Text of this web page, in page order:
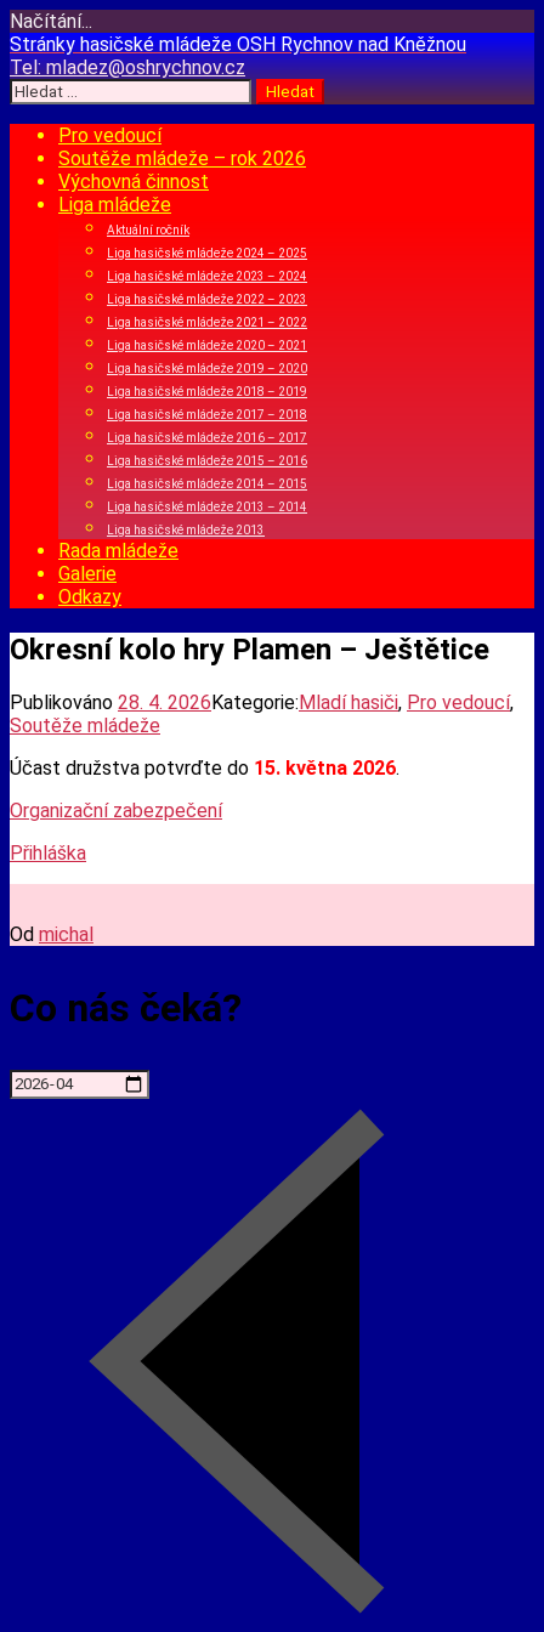
Načítání...
Přejít
k
obsahu
webu
Stránky hasičské mládežeOSH Rychnov nad Kněžnou
Tel:mladez@oshrychnov.cz
Vyhledávání
Pro vedoucí
Soutěže mládeže – rok 2026
Výchovná činnost
Liga mládeže
Aktuální ročník
Liga hasičské mládeže 2024 – 2025
Liga hasičské mládeže 2023 – 2024
Liga hasičské mládeže 2022 – 2023
Liga hasičské mládeže 2021 – 2022
Liga hasičské mládeže 2020 – 2021
Liga hasičské mládeže 2019 – 2020
Liga hasičské mládeže 2018 – 2019
Liga hasičské mládeže 2017 – 2018
Liga hasičské mládeže 2016 – 2017
Liga hasičské mládeže 2015 – 2016
Liga hasičské mládeže 2014 – 2015
Liga hasičské mládeže 2013 – 2014
Liga hasičské mládeže 2013
Rada mládeže
Galerie
Odkazy
Okresní kolo hry Plamen – Ještětice
Publikováno 28. 4. 2026Kategorie:Mladí hasiči, Pro vedoucí,
Soutěže mládeže
Účast družstva potvrďte do 15. května 2026.
Organizační zabezpečení
Přihláška
Od michal
Co nás čeká?